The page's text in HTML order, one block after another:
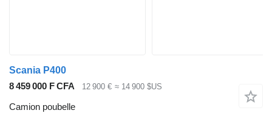
Scania P400
8 459 000 F CFA
12 900 € ≈ 14 900 $US
Camion poubelle